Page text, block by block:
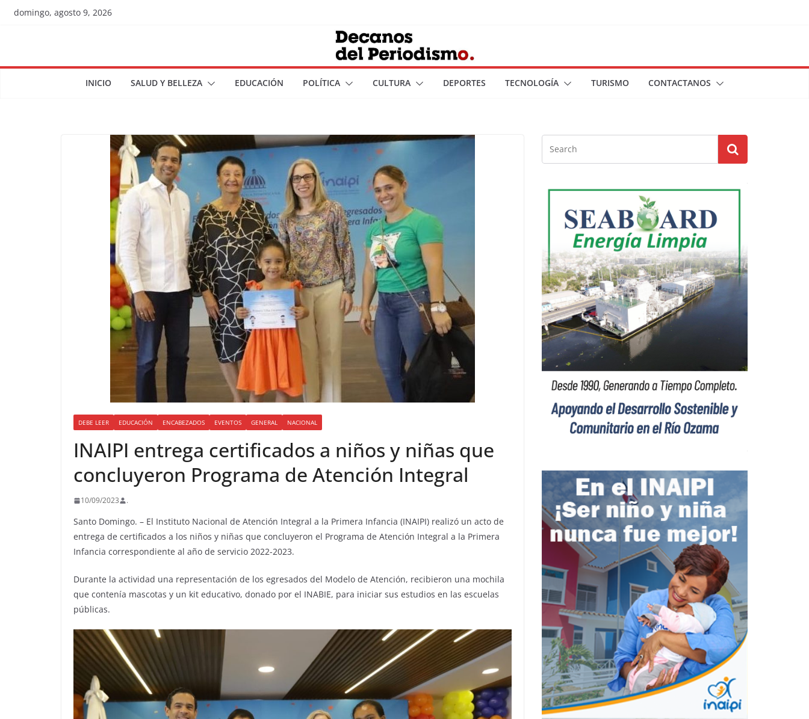
Skipdomingo, agosto 9, 2026
INICIO SALUD Y BELLEZA EDUCACIÓN POLÍTICA CULTURA DEPORTES TECNOLOGÍA TURISMO CONTACTANOS
DEBE LEER EDUCACIÓN ENCABEZADOS EVENTOS GENERAL NACIONAL
INAIPI entrega certificados a niños y niñas que
concluyeron Programa de Atención Integral
10/09/2023 .
Santo Domingo. – El Instituto Nacional de Atención Integral a la Primera Infancia (INAIPI) realizó un acto de
entrega de certificados a los niños y niñas que concluyeron el Programa de Atención Integral a la Primera
Infancia correspondiente al año de servicio 2022-2023.
Durante la actividad una representación de los egresados del Modelo de Atención, recibieron una mochila
que contenía mascotas y un kit educativo, donado por el INABIE, para iniciar sus estudios en las escuelas
públicas.